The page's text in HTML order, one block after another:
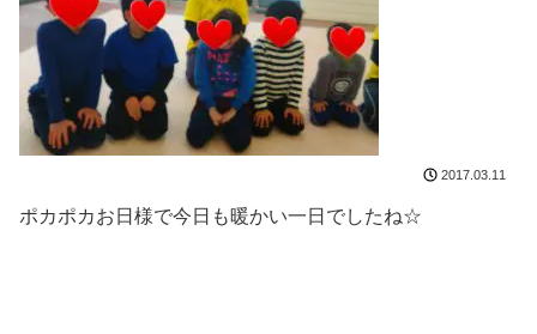
2017.03.11
ポカポカお日様で今日も暖かい一日でしたね☆